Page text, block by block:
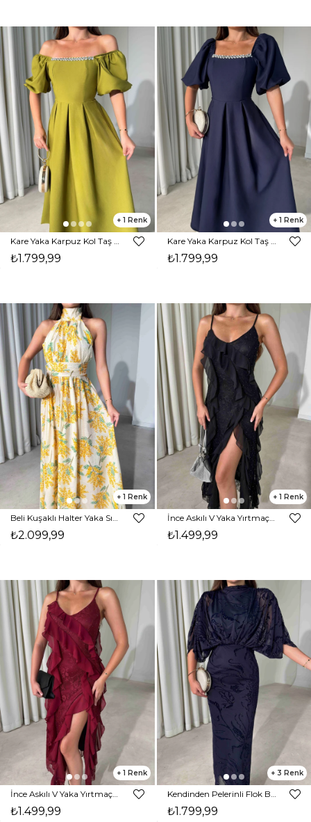
1
₺1.799,99
1
₺1.799,99
1
₺2.099,99
1
İnce Askılı V Yaka Yırtmaçlı Parıltı Detaylı Siyah Perlo Kadın Elbise 26Y498
₺1.499,99
1
İnce Askılı V Yaka Yırtmaçlı Parıltı Detaylı Bordo Perlo Kadın Elbise 26Y498
₺1.499,99
3
Kendinden Pelerinli Flok Baskı Maxi Lacivert Sane Kadın Elbise 26Y497
₺1.799,99